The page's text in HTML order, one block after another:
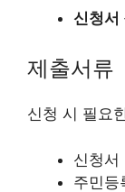
신청서
제출서류
신청 시 필요
신청서
주민등